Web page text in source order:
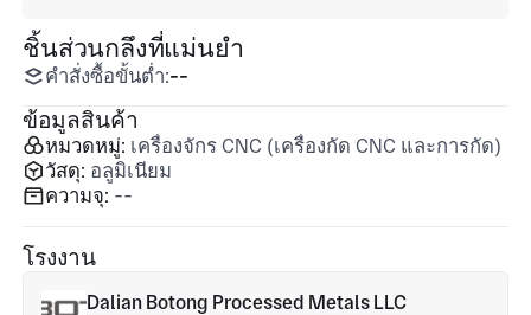
ชิ้นส่วนกลึงที่แม่นยำ
คำสั่งซื้อขั้นต่ำ:--
ข้อมูลสินค้า
หมวดหมู่: เครื่องจักร CNC (เครื่องกัด CNC และการกัด)
วัสดุ: อลูมิเนียม
ความจุ: --
โรงงาน
Dalian Botong Processed Metals LLC